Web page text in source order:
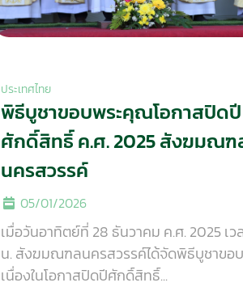
ประเทศไทย
พิธีบูชาขอบพระคุณโอกาสปิดปี
ศักดิ์สิทธิ์ ค.ศ. 2025 สังฆมณฑ
นครสวรรค์
05/01/2026
เมื่อวันอาทิตย์ที่ 28 ธันวาคม ค.ศ. 2025 เว
น. สังฆมณฑลนครสวรรค์ได้จัดพิธีบูชาขอ
เนื่องในโอกาสปิดปีศักดิ์สิทธิ์...